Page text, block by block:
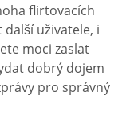
flirtovacích
uživatele, i
moci zaslat
dobrý dojem
pro správný